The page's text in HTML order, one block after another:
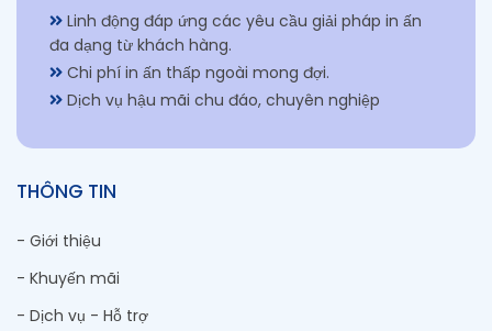
Linh động đáp ứng các yêu cầu giải pháp in ấn
đa dạng từ khách hàng.
Chi phí in ấn thấp ngoài mong đợi.
Dịch vụ hậu mãi chu đáo, chuyên nghiệp
THÔNG TIN
- Giới thiệu
- Khuyến mãi
- Dịch vụ - Hỗ trợ